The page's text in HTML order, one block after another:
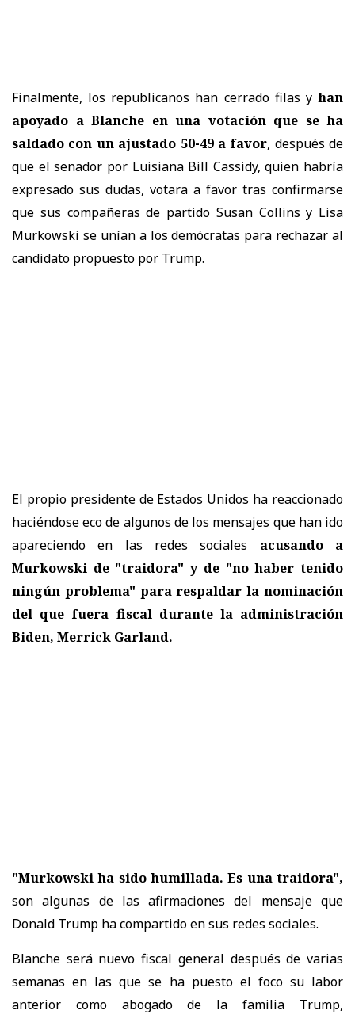
Finalmente, los republicanos han cerrado filas y han
apoyado a Blanche en una votación que se ha
saldado con un ajustado 50-49 a favor, después de
que el senador por Luisiana Bill Cassidy, quien habría
expresado sus dudas, votara a favor tras confirmarse
que sus compañeras de partido Susan Collins y Lisa
Murkowski se unían a los demócratas para rechazar al
candidato propuesto por Trump.
El propio presidente de Estados Unidos ha reaccionado
haciéndose eco de algunos de los mensajes que han ido
apareciendo en las redes sociales acusando a
Murkowski de "traidora" y de "no haber tenido
ningún problema" para respaldar la nominación
del que fuera fiscal durante la administración
Biden, Merrick Garland.
"Murkowski ha sido humillada. Es una traidora",
son algunas de las afirmaciones del mensaje que
Donald Trump ha compartido en sus redes sociales.
Blanche será nuevo fiscal general después de varias
semanas en las que se ha puesto el foco su labor
anterior como abogado de la familia Trump,